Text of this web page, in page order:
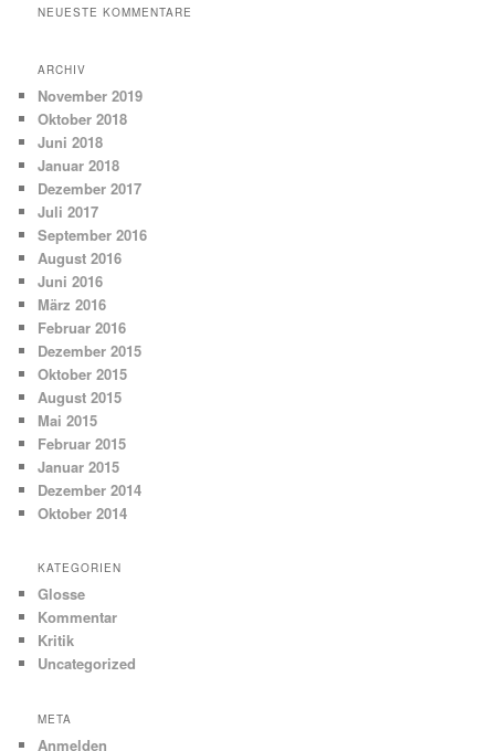
NEUESTE KOMMENTARE
ARCHIV
November 2019
Oktober 2018
Juni 2018
Januar 2018
Dezember 2017
Juli 2017
September 2016
August 2016
Juni 2016
März 2016
Februar 2016
Dezember 2015
Oktober 2015
August 2015
Mai 2015
Februar 2015
Januar 2015
Dezember 2014
Oktober 2014
KATEGORIEN
Glosse
Kommentar
Kritik
Uncategorized
META
Anmelden